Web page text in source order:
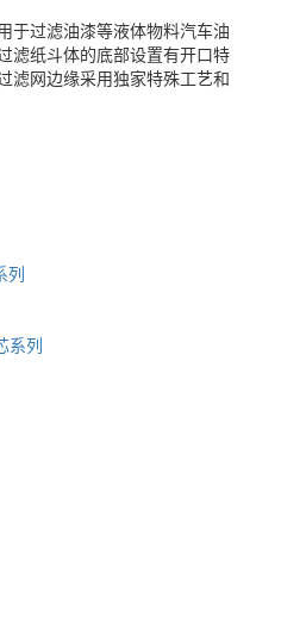
于过滤油漆等液体物料汽车油
滤纸斗体的底部设置有开口特
滤网边缘采用独家特殊工艺和
列
系列